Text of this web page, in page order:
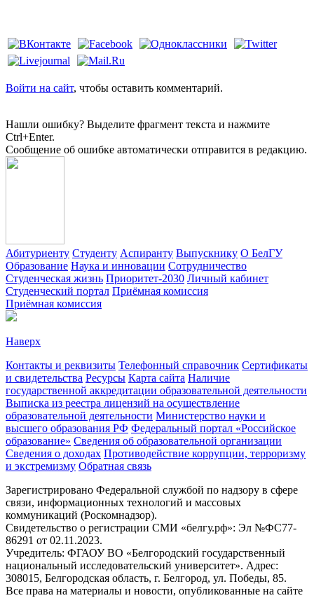
Войти на сайт, чтобы оставить комментарий.
Нашли ошибку? Выделите фрагмент текста и нажмите
Ctrl+Enter.
Сообщение об ошибке автоматически отправится в редакцию.
Абитуриенту Студенту Аспиранту Выпускнику О БелГУ
Образование Наука и инновации Сотрудничество
Студенческая жизнь Приоритет-2030 Личный кабинет
Студенческий портал Приёмная комиссия
Приёмная комиссия
Наверх
Контакты и реквизиты Телефонный справочник Сертификаты
и свидетельства Ресурсы Карта сайта Наличие
государственной аккредитации образовательной деятельности
Выписка из реестра лицензий на осуществление
образовательной деятельности Министерствo науки и
высшего образования РФ Федеральный портал «Российское
образование» Сведения об образовательной организации
Сведения о доходах Противодействие коррупции, терроризму
и экстремизму Обратная связь
Зарегистрировано Федеральной службой по надзору в сфере
связи, информационных технологий и массовых
коммуникаций (Роскомнадзор).
Свидетельство о регистрации СМИ «белгу.рф»: Эл №ФС77-
86291 от 02.11.2023.
Учредитель: ФГАОУ ВО «Белгородский государственный
национальный исследовательский университет». Адрес:
308015, Белгородская область, г. Белгород, ул. Победы, 85.
Все права на материалы и новости, опубликованные на сайте